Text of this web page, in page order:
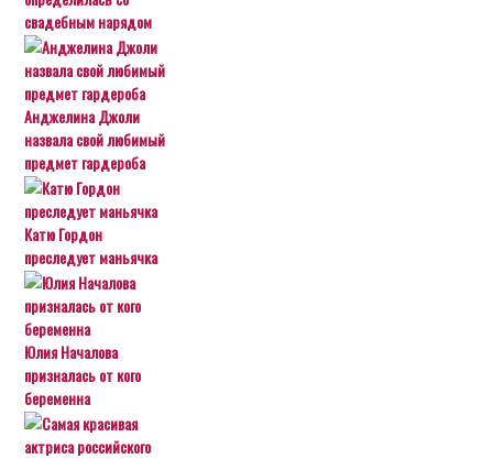
свадебным нарядом
Анджелина Джоли
назвала свой любимый
предмет гардероба
Катю Гордон
преследует маньячка
Юлия Началова
призналась от кого
беременна